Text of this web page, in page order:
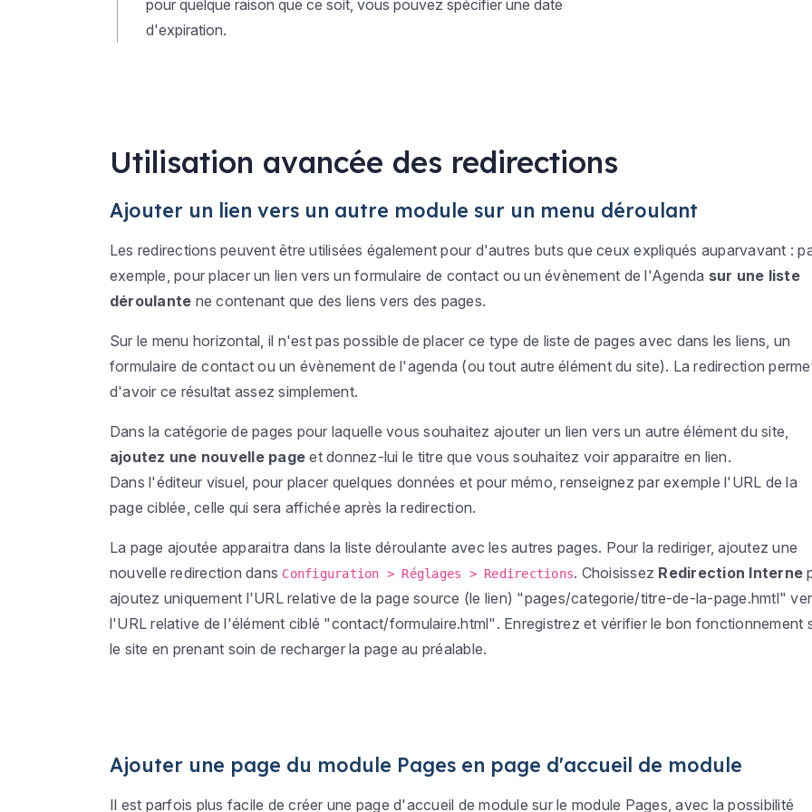
pour quelque raison que ce soit, vous pouvez spécifier une date
d'expiration.
Utilisation avancée des redirections
Ajouter un lien vers un autre module sur un menu déroulant
Les redirections peuvent être utilisées également pour d'autres buts que ceux expliqués auparvavant :
exemple, pour placer un lien vers un formulaire de contact ou un évènement de l'Agenda sur une liste
déroulante ne contenant que des liens vers des pages.
Sur le menu horizontal, il n'est pas possible de placer ce type de liste de pages avec dans les liens, un
formulaire de contact ou un évènement de l'agenda (ou tout autre élément du site). La redirection
d'avoir ce résultat assez simplement.
Dans la catégorie de pages pour laquelle vous souhaitez ajouter un lien vers un autre élément du site,
ajoutez une nouvelle page et donnez-lui le titre que vous souhaitez voir apparaitre en lien.
Dans l'éditeur visuel, pour placer quelques données et pour mémo, renseignez par exemple l'URL de la
page ciblée, celle qui sera affichée après la redirection.
La page ajoutée apparaitra dans la liste déroulante avec les autres pages. Pour la rediriger, ajoutez une
nouvelle redirection dans Configuration > Réglages > Redirections. Choisissez Redirection Interne
ajoutez uniquement l'URL relative de la page source (le lien) "pages/categorie/titre-de-la-page.hmtl"
l'URL relative de l'élément ciblé "contact/formulaire.html" . Enregistrez et vérifier le bon fonctionnement
le site en prenant soin de recharger la page au préalable.
Ajouter une page du module Pages en page d'accueil de module
Il est parfois plus facile de créer une page d'accueil de module sur le module Pages, avec la possibilité